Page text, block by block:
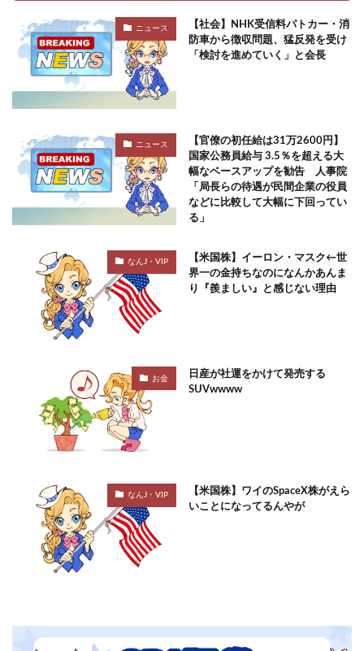
ニュース
【社会】NHK受信料パトカー・消
防車から徴収問題、猛反発を受け
「検討を進めていく」と会長
ニュース
【官僚の初任給は31万2600円】
国家公務員給与 3.5％を超える大
幅なベースアップを勧告 人事院
「局長らの待遇が民間企業の役員
などに比較して大幅に下回ってい
る」
なんJ・VIP
【米国株】イーロン・マスク←世
界一の金持ちなのになんかあんま
り『羨ましい』と感じない理由
お金
日産が社運をかけて発売する
SUVwwww
なんJ・VIP
【米国株】ワイのSpaceX株がえら
いことになってるんやが